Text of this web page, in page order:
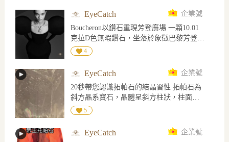
了黃色而留下鉻致色的殘留粉紅色
EyeCatch
企業號
Boucheron以鑽石重現芳登廣場 一顆10.01
克拉D色無暇鑽石，坐落於象徵巴黎芳登廣
場的八角形輪廓中央。Boucheron在2026年
Boucheron Prénom : Frédéric」中，推出焦
點作品「The Address」，將芳登廣場26號
這個改寫品牌歷史的地址，凝縮為一件可
轉換佩戴的鑽石項鍊。 作品由創意總監
Claire Choisne重新演繹品牌典藏設計，以
鑲嵌長階梯形與圓形鑽石，營造如「鏡中
4
EyeCatch
企業號
20秒帶您認識拓帕石的結晶習性 拓帕石為
斜方晶系寶石，晶體呈斜方柱狀，柱面上
有平行C軸的生長紋，橫截面為菱形，內部
理可見平滑的解理面
5
EyeCatch
企業號